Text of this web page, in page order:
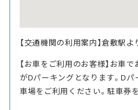
【交通機関の利用案内】倉敷駅
【お車をご利用のお客様】お車
がDパーキングとなります。Dパ
車場をご利用ください。駐車券